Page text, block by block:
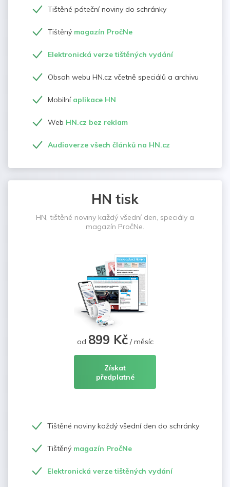
Tištěné páteční noviny do schránky
Tištěný magazín PročNe
Elektronická verze tištěných vydání
Obsah webu HN.cz včetně speciálů a archivu
Mobilní aplikace HN
Web HN.cz bez reklam
Audioverze všech článků na HN.cz
HN tisk
HN, tištěné noviny každý všední den, speciály a
magazín PročNe.
od 899 Kč/ měsíc
Získat
předplatné
Tištěné noviny každý všední den do schránky
Tištěný magazín PročNe
Elektronická verze tištěných vydání